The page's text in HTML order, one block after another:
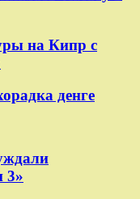
на Кипр с
денге
3»